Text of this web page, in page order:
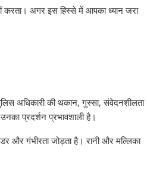
करता। अगर इस हिस्से में आपका ध्यान जरा
अधिकारी की थकान, गुस्सा, संवेदनशीलता
प्रदर्शन प्रभावशाली है।
और गंभीरता जोड़ता है। रानी और मल्लिका